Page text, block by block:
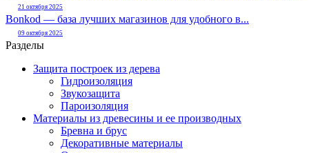
21 октября 2025
Bonkod — база лучших магазинов для удобного в...
09 октября 2025
Разделы
Защита построек из дерева
Гидроизоляция
Звукозащита
Пароизоляция
Материалы из древесины и ее производных
Бревна и брус
Декоративные материалы